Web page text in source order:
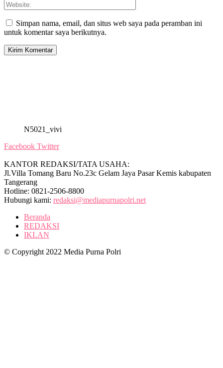
Simpan nama, email, dan situs web saya pada peramban ini
untuk komentar saya berikutnya.
N5021_vivi
Facebook Twitter
KANTOR REDAKSI/TATA USAHA:
Jl.Villa Tomang Baru No.23c Gelam Jaya Pasar Kemis kabupaten
Tangerang
Hotline: 0821-2506-8800
Hubungi kami: redaksi@mediapurnapolri.net
Beranda
REDAKSI
IKLAN
© Copyright 2022 Media Purna Polri